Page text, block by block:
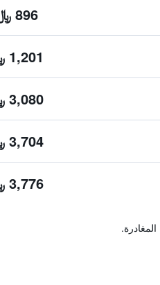
896 ﷼
1,201 ﷼
3,080 ﷼
3,704 ﷼
3,776 ﷼